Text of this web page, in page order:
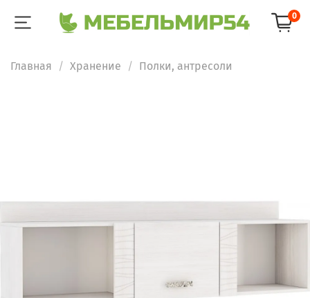
0
Главная Хранение Полки, антресоли